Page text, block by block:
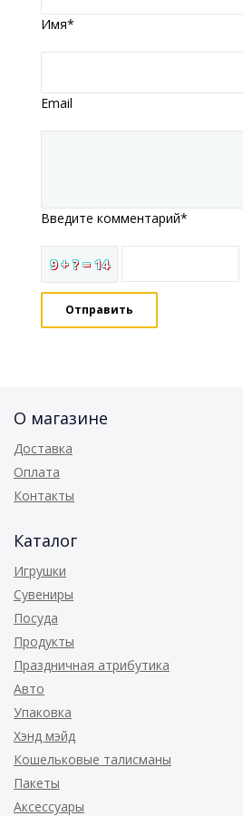
Имя*
Email
Введите комментарий*
9 + ? = 14
О магазине
Доставка
Оплата
Контакты
Каталог
Игрушки
Сувениры
Посуда
Продукты
Праздничная атрибутика
Авто
Упаковка
Хэнд мэйд
Кошельковые талисманы
Пакеты
Аксессуары